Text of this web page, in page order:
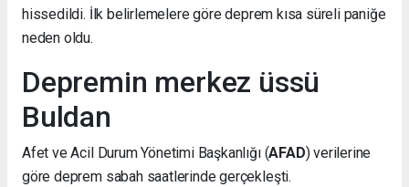
hissedildi. İlk belirlemelere göre deprem kısa süreli paniğe
neden oldu.
Depremin merkez üssü
Buldan
Afet ve Acil Durum Yönetimi Başkanlığı (AFAD) verilerine
göre deprem sabah saatlerinde gerçekleşti.